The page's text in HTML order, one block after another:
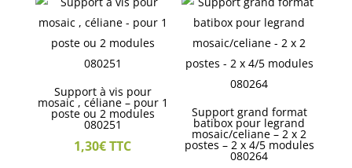
Support à vis pour
mosaic , céliane – pour 1
poste ou 2 modules
080251
1,30€TTC
Support grand format
batibox pour legrand
mosaic/celiane – 2 x 2
postes – 2 x 4/5 modules
080264